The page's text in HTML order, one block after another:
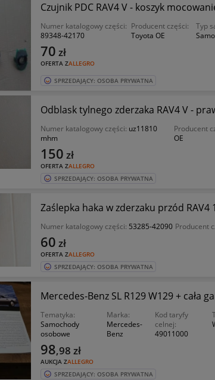
Czujnik PDC RAV4 V - koszyk
Numer katalogowy części:
89348-42170
Producent części:
Toyota OE
Typ
OFERTA ZALLEGRO
70 zł
SPRZEDAJĄCY: OSOBA PRYWATNA
Odblask tylnego zderzaka RAV4 V -
Numer katalogowy części: uz11810
mhm
Producent
OE
OFERTA ZALLEGRO
150 zł
SPRZEDAJĄCY: OSOBA PRYWATNA
Zaślepka haka w zderzaku przód RAV4
Numer katalogowy części: 53285-42090 Producent
OFERTA ZALLEGRO
60 zł
SPRZEDAJĄCY: OSOBA PRYWATNA
Mercedes-Benz SL R129 W129 + cała
Tematyka:
Samochody
osobowe
Marka:
Mercedes-
Benz
Kod taryfy
celnej:
49011000
AUKCJA ZALLEGRO
98,98 zł
SPRZEDAJĄCY: OSOBA PRYWATNA